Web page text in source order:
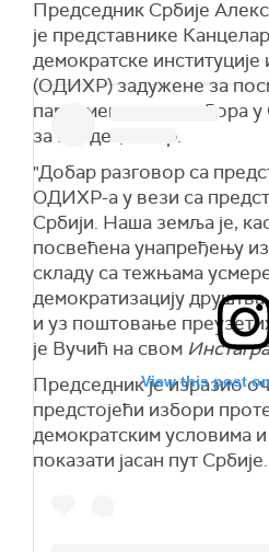
Истичу да ће инцидент
организацији ЦРТА, која
избора.
"Ми знамо да смо на овим
антиимперијалистичка
сарадњу са братском
БРИКС-у и за прекид
ционистичким Израелом,
наша политика смета
СКОЈ-а.
Србију са поносним
себи, који не дâ на себе,
нећемо, али своје не
Шешељ.
Председник Србије
је представнике
демократске
(ОДИХР) задужене за
парламентарних избора у
за 17. децембар.
"Добар разговор са
ОДИХР-а у вези са
Србији. Наша земља је,
посвећена унапређењу
складу са тежњама
демократизацију
и уз поштовање
је Вучић на свом
Председник је изразио
предстојећи избори
демократским условима
показати јасан пут Србије.
View this post